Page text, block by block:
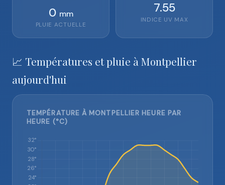
0 mm
PLUIE ACTUELLE
7.55
INDICE UV MAX
📈 Températures et pluie à Montpellier
aujourd'hui
TEMPÉRATURE À MONTPELLIER HEURE PAR
HEURE (°C)